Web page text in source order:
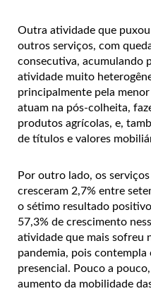
Outra atividade que
outros serviços, com
consecutiva, acumulando
atividade muito
principalmente pela
atuam na pós-colheita,
produtos agrícolas, e,
de títulos e valores
Por outro lado, os
cresceram 2,7% entre
o sétimo resultado
57,3% de crescimento
atividade que mais sofreu
pandemia, pois contempla
presencial. Pouco a
aumento da mobilidade